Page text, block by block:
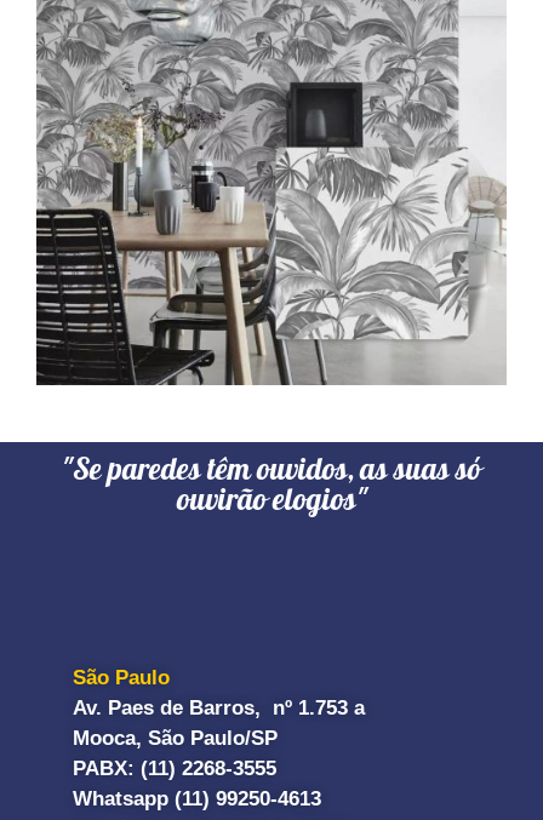
"Se paredes têm ouvidos, as suas só
ouvirão elogios"
São Paulo
Av. Paes de Barros, nº 1.753 a
Mooca, São Paulo/SP
PABX: (11) 2268-3555
Whatsapp (11) 99250-4613